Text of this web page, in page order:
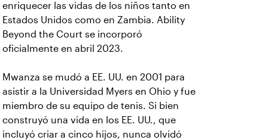
enriquecer las vidas de los niños tanto en
Estados Unidos como en Zambia. Ability
Beyond the Court se incorporó
oficialmente en abril 2023.
Mwanza se mudó a EE. UU. en 2001 para
asistir a la Universidad Myers en Ohio y fue
miembro de su equipo de tenis. Si bien
construyó una vida en los EE. UU., que
incluyó criar a cinco hijos, nunca olvidó